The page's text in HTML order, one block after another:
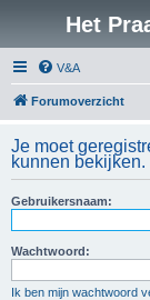
Het
V&A
Forumoverzicht
Je moet
kunnen bekijken.
Gebruikersnaam:
Wachtwoord:
Ik ben mijn wachtwoord